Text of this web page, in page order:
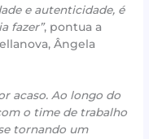
e autenticidade, é
fazer”, pontua a
Ângela
acaso. Ao longo do
o time de trabalho
tornando um